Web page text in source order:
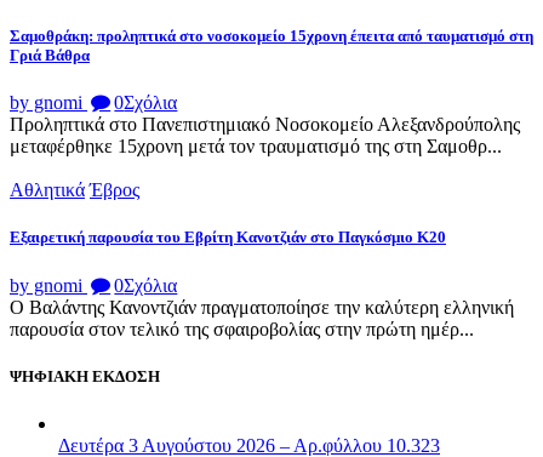
Σαμοθράκη: προληπτικά στο νοσοκομείο 15χρονη έπειτα από ταυματισμό στη
Γριά Βάθρα
by gnomi 0Σχόλια
Προληπτικά στο Πανεπιστημιακό Νοσοκομείο Αλεξανδρούπολης
μεταφέρθηκε 15χρονη μετά τον τραυματισμό της στη Σαμοθρ...
Αθλητικά Έβρος
Εξαιρετική παρουσία του Εβρίτη Κανοτζιάν στο Παγκόσμιο Κ20
by gnomi 0Σχόλια
Ο Βαλάντης Κανοντζιάν πραγματοποίησε την καλύτερη ελληνική
παρουσία στον τελικό της σφαιροβολίας στην πρώτη ημέρ...
ΨΗΦΙΑΚΗ ΕΚΔΟΣΗ
Δευτέρα 3 Αυγούστου 2026 – Αρ.φύλλου 10.323